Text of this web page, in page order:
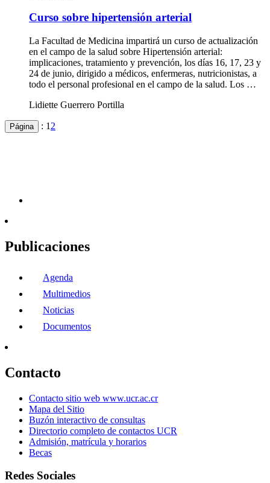
Curso sobre hipertensión arterial
La Facultad de Medicina impartirá un curso de actualización
en el campo de la salud sobre Hipertensión arterial:
implicaciones, tratamiento y prevención, los días 16, 17, 23 y
24 de junio, dirigido a médicos, enfermeras, nutricionistas, a
todo el personal profesional en el campo de la salud. Los …
Lidiette Guerrero Portilla
Página : 1 2
Publicaciones
Agenda
Multimedios
Noticias
Documentos
Contacto
Contacto sitio web www.ucr.ac.cr
Mapa del Sitio
Buzón interactivo de consultas
Directorio completo de contactos UCR
Admisión, matrícula y horarios
Becas
Redes Sociales